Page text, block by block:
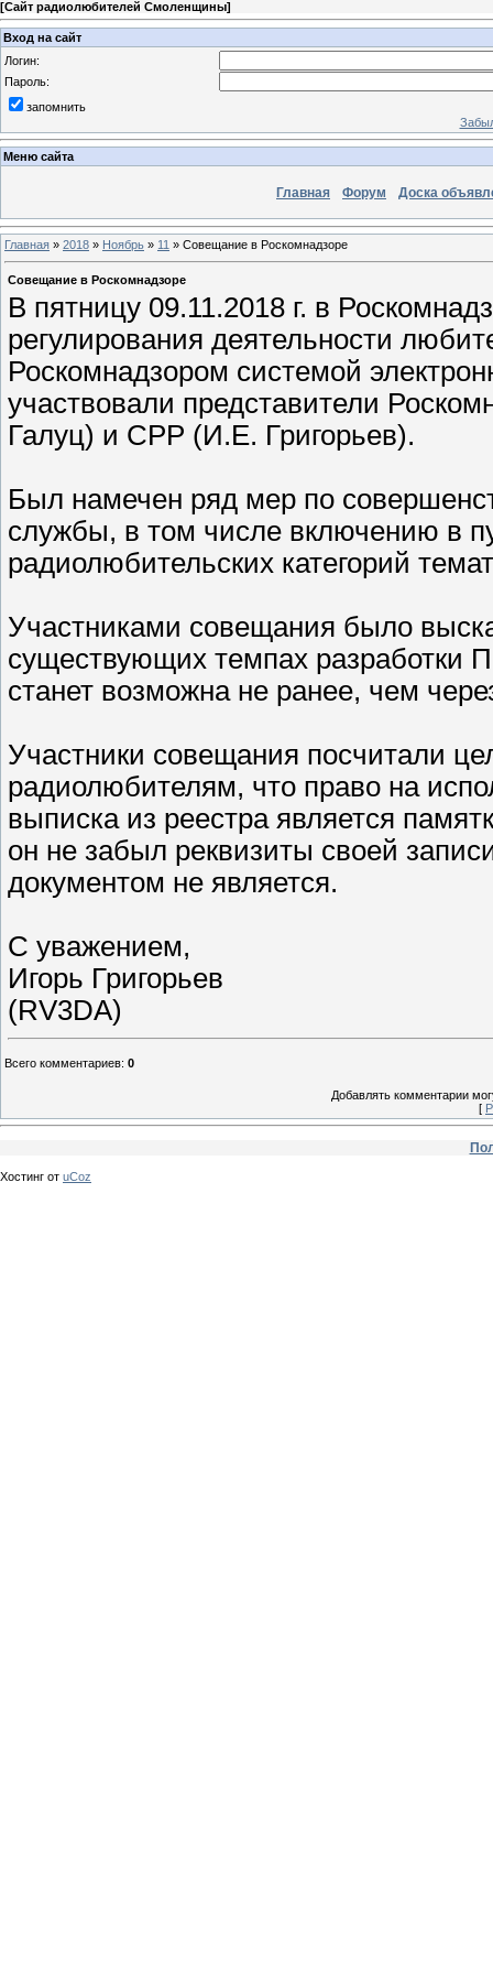
[Сайт радиолюбителей Смоленщины]
Вход на сайт
Логин:
Пароль:
запомнить
Меню сайта
Главная Форум Доска
Главная » 2018 » Ноябрь » 11 » Совещание в Роскомнадзоре
Совещание в Роскомнадзоре
В пятницу 09.11.2018 г. в
регулирования деятельности
Роскомнадзором системой
участвовали представители
Галуц) и СРР (И.Е. Григорьев).
Был намечен ряд мер по
службы, в том числе включению в
радиолюбительских категорий
Участниками совещания было
существующих темпах разработки
станет возможна не ранее, чем
Участники совещания посчитали
радиолюбителям, что право на
выписка из реестра является
он не забыл реквизиты своей
документом не является.
С уважением,
Игорь Григорьев
(RV3DA)
Всего комментариев: 0
Добавлять комментарии
[
Хостинг от uCoz